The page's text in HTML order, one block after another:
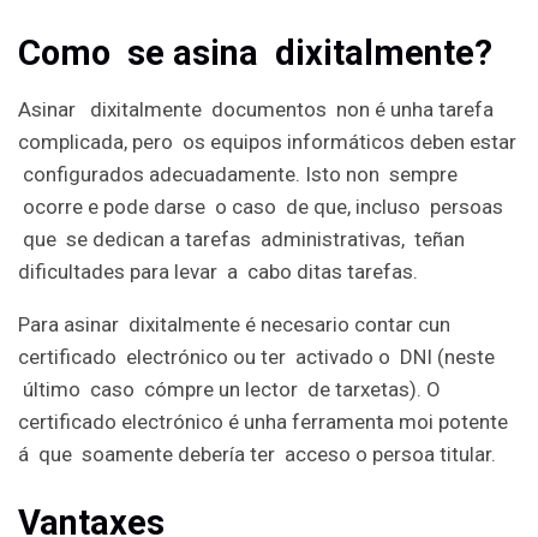
Como se asina dixitalmente?
Asinar dixitalmente documentos non é unha tarefa
complicada, pero os equipos informáticos deben estar
configurados adecuadamente. Isto non sempre
ocorre e pode darse o caso de que, incluso persoas
que se dedican a tarefas administrativas, teñan
dificultades para levar a cabo ditas tarefas.
Para asinar dixitalmente é necesario contar cun
certificado electrónico ou ter activado o DNI (neste
último caso cómpre un lector de tarxetas). O
certificado electrónico é unha ferramenta moi potente
á que soamente debería ter acceso o persoa titular.
Vantaxes